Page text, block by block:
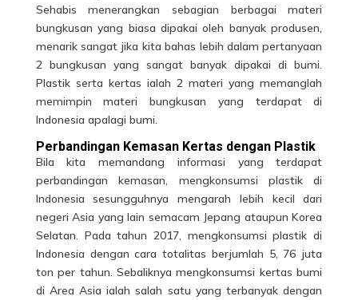
Sehabis menerangkan sebagian berbagai materi
bungkusan yang biasa dipakai oleh banyak produsen,
menarik sangat jika kita bahas lebih dalam pertanyaan
2 bungkusan yang sangat banyak dipakai di bumi.
Plastik serta kertas ialah 2 materi yang memanglah
memimpin materi bungkusan yang terdapat di
Indonesia apalagi bumi.
Perbandingan Kemasan Kertas dengan Plastik
Bila kita memandang informasi yang terdapat
perbandingan kemasan, mengkonsumsi plastik di
Indonesia sesungguhnya mengarah lebih kecil dari
negeri Asia yang lain semacam Jepang ataupun Korea
Selatan. Pada tahun 2017, mengkonsumsi plastik di
Indonesia dengan cara totalitas berjumlah 5, 76 juta
ton per tahun. Sebaliknya mengkonsumsi kertas bumi
di Area Asia ialah salah satu yang terbanyak dengan